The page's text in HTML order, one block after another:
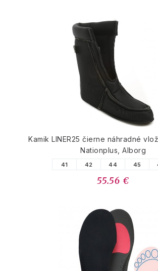
Kamik LINER25 čierne náhradné
Nationplus, Alborg
41 42 44 45
55.56 €